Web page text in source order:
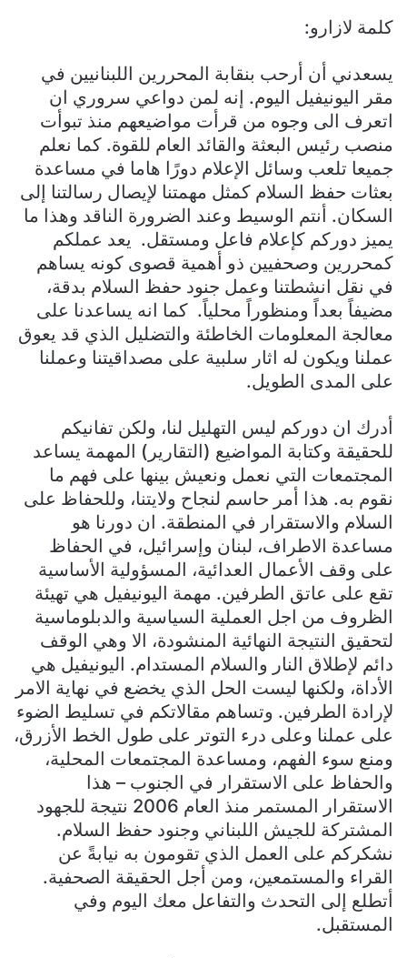
كلمة لازارو:
يسعدني أن أرحب بنقابة المحررين اللبنانيين في
مقر اليونيفيل اليوم. إنه لمن دواعي سروري ان
اتعرف الى وجوه من قرأت مواضيعهم منذ تبوأت
منصب رئيس البعثة والقائد العام للقوة. كما نعلم
جميعا تلعب وسائل الإعلام دورًا هاما في مساعدة
بعثات حفظ السلام كمثل مهمتنا لإيصال رسالتنا إلى
السكان. أنتم الوسيط وعند الضرورة الناقد وهذا ما
يميز دوركم كإعلام فاعل ومستقل. يعد عملكم
كمحررين وصحفيين ذو أهمية قصوى كونه يساهم
في نقل انشطتنا وعمل جنود حفظ السلام بدقة،
مضيفاً بعداً ومنظوراً محلياً. كما انه يساعدنا على
معالجة المعلومات الخاطئة والتضليل الذي قد يعوق
عملنا ويكون له اثار سلبية على مصداقيتنا وعملنا
على المدى الطويل.
أدرك ان دوركم ليس التهليل لنا، ولكن تفانيكم
للحقيقة وكتابة المواضيع (التقارير) المهمة يساعد
المجتمعات التي نعمل ونعيش بينها على فهم ما
نقوم به. هذا أمر حاسم لنجاح ولايتنا، وللحفاظ على
السلام والاستقرار في المنطقة. ان دورنا هو
مساعدة الاطراف، لبنان وإسرائيل، في الحفاظ
على وقف الأعمال العدائية، المسؤولية الأساسية
تقع على عاتق الطرفين. مهمة اليونيفيل هي تهيئة
الظروف من اجل العملية السياسية والدبلوماسية
لتحقيق النتيجة النهائية المنشودة، الا وهي الوقف
دائم لإطلاق النار والسلام المستدام. اليونيفيل هي
الأداة، ولكنها ليست الحل الذي يخضع في نهاية الامر
لإرادة الطرفين. وتساهم مقالاتكم في تسليط الضوء
على عملنا وعلى درء التوتر على طول الخط الأزرق،
ومنع سوء الفهم، ومساعدة المجتمعات المحلية،
والحفاظ على الاستقرار في الجنوب – هذا
الاستقرار المستمر منذ العام 2006 نتيجة للجهود
المشتركة للجيش اللبناني وجنود حفظ السلام.
نشكركم على العمل الذي تقومون به نيابةً عن
القراء والمستمعين، ومن أجل الحقيقة الصحفية.
أتطلع إلى التحدث والتفاعل معك اليوم وفي
المستقبل.